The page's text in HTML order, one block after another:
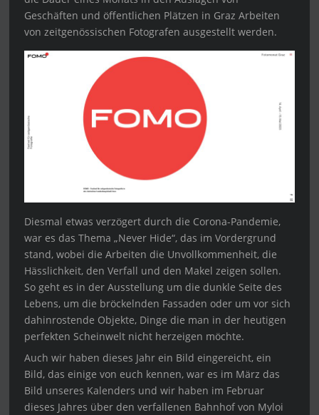
Geschäften und öffentlichen Plätzen in Graz Arbeiten
von zeitgenössischen Fotografen ausgestellt werden.
Diesmal etwas verzögert durch die Corona-Pandemie,
war es das Thema „Never Hide“, das im Vordergrund
stand, wobei die Arbeiten die Unvollkommenheit, die
Hässlichkeit, den Verfall und den Makel zeigen sollen.
So geht es in der Ausstellung um die dunkle Seite des
Lebens, um die bröckelnden Fassaden oder um vor sich
dahinrostende Objekte, Dinge die man in der heutigen
perfekten Scheinwelt nicht herzeigen möchte.
Auch wir haben dieses Jahr ein Bild eingereicht, ein
Bild, das einige von euch kennen, war es im März das
Bild unseres Kalenders und wir haben im Februar
dieses Jahres über den verfallenen Bahnhof von Myloi